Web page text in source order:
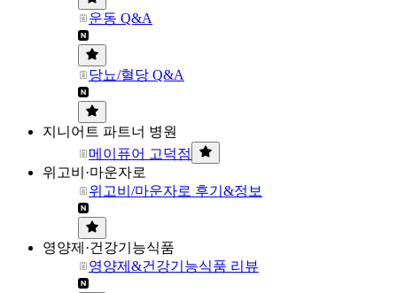
운동 Q&A
당뇨/혈당 Q&A
지니어트 파트너 병원
메이퓨어 고덕점
위고비·마운자로
위고비/마운자로 후기&정보
영양제·건강기능식품
영양제&건강기능식품 리뷰